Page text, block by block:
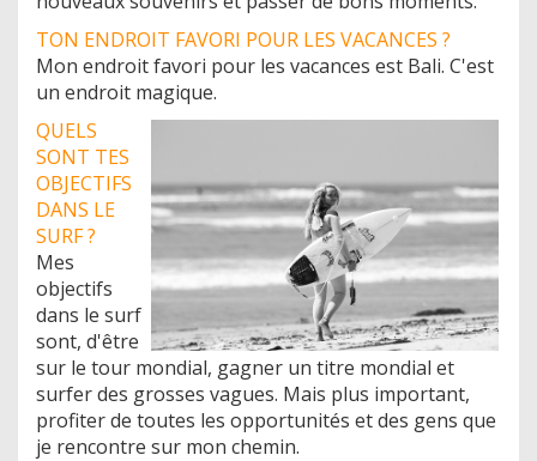
TON ENDROIT FAVORI POUR LES VACANCES ?
Mon endroit favori pour les vacances est Bali. C'est
un endroit magique.
QUELS
SONT TES
OBJECTIFS
DANS LE
SURF ?
Mes
objectifs
dans le surf
sont, d'être
sur le tour mondial, gagner un titre mondial et
surfer des grosses vagues. Mais plus important,
profiter de toutes les opportunités et des gens que
je rencontre sur mon chemin.